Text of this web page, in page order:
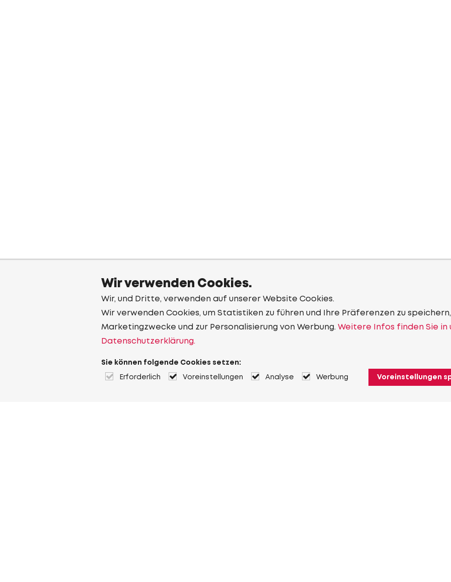
Wir verwenden Cookies.
Wir, und Dritte, verwenden auf unserer Website Cookies.
Wir verwenden Cookies, um Statistiken zu führen und Ihre Präferenzen zu
Marketingzwecke und zur Personalisierung von Werbung. Weitere Infos finden Sie in
Datenschutzerklärung.
Sie können folgende Cookies setzen:
Erforderlich Voreinstellungen Analyse Werbung Voreinstellungen